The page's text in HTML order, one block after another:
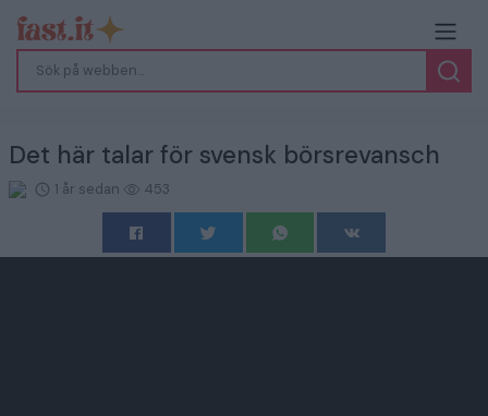
Det här talar för svensk börsrevansch
1 år sedan 453